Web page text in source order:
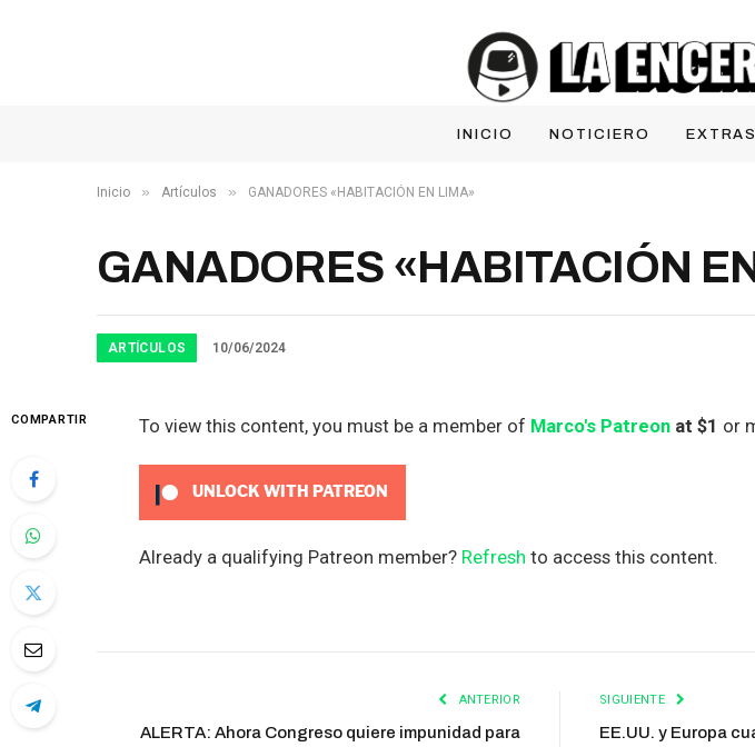
INICIO NOTICIERO EXTRAS
Inicio » Artículos » GANADORES «HABITACIÓN EN LIMA»
GANADORES «HABITACIÓN
ARTÍCULOS 10/06/2024
COMPARTIR To view this content, you must be a member of Marco's Patreonat $1 or
UNLOCK WITH PATREON
Already a qualifying Patreon member? Refresh to access this content.
ANTERIOR
ALERTA: Ahora Congreso quiere impunidad para
SIGUIENTE
EE.UU. y Europa